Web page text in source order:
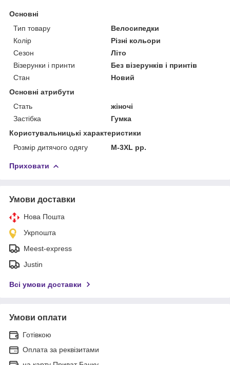
Основні
Тип товару
Велосипедки
Колір
Різні кольори
Сезон
Літо
Візерунки і принти
Без візерунків і принтів
Стан
Новий
Основні атрибути
Стать
жіночі
Застібка
Гумка
Користувальницькі характеристики
Розмір дитячого одягу
M-3XL рр.
Приховати
Умови доставки
Нова Пошта
Укрпошта
Meest-express
Justin
Всі умови доставки
Умови оплати
Готівкою
Оплата за реквізитами